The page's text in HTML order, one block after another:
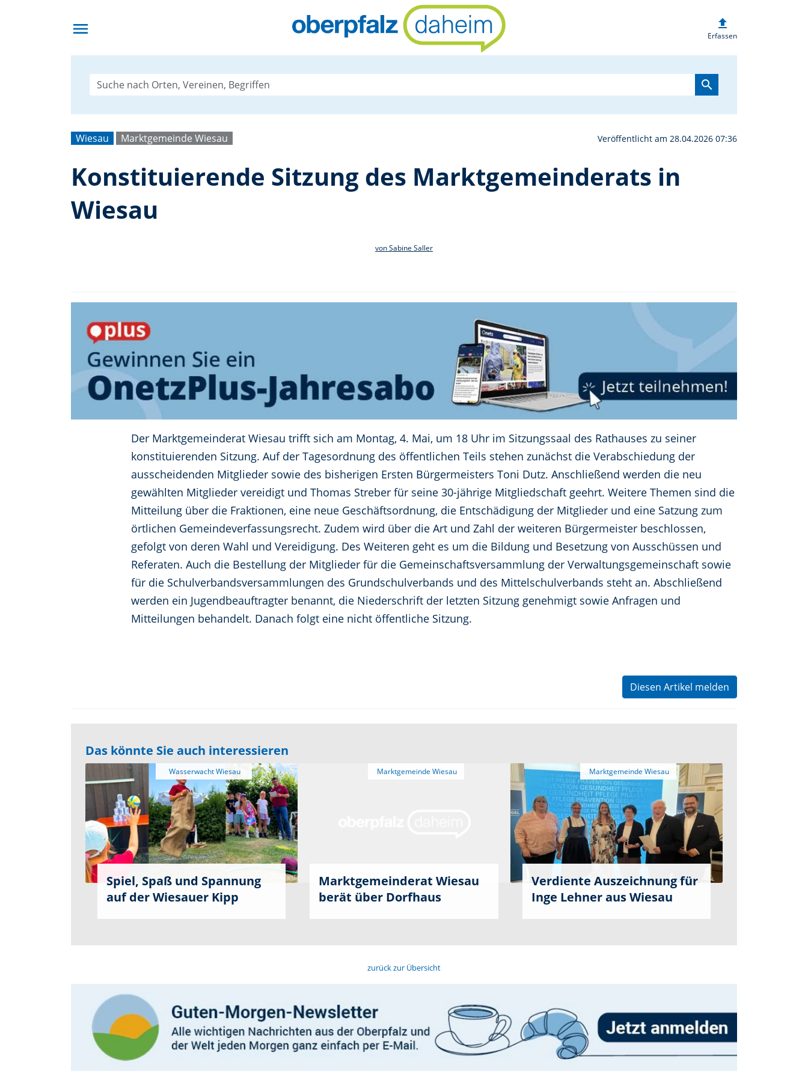
menu Konstituierende Sitzung des
upload
Erfassen
search
Wiesau Marktgemeinde Wiesau Veröffentlicht am 28.04.2026 07:36
Konstituierende Sitzung des Marktgemeinderats in
Wiesau
von Sabine Saller
Der Marktgemeinderat Wiesau trifft sich am Montag, 4. Mai, um 18 Uhr im Sitzungssaal des Rathauses zu seiner
konstituierenden Sitzung. Auf der Tagesordnung des öffentlichen Teils stehen zunächst die Verabschiedung der
ausscheidenden Mitglieder sowie des bisherigen Ersten Bürgermeisters Toni Dutz. Anschließend werden die neu
gewählten Mitglieder vereidigt und Thomas Streber für seine 30-jährige Mitgliedschaft geehrt. Weitere Themen sind die
Mitteilung über die Fraktionen, eine neue Geschäftsordnung, die Entschädigung der Mitglieder und eine Satzung zum
örtlichen Gemeindeverfassungsrecht. Zudem wird über die Art und Zahl der weiteren Bürgermeister beschlossen,
gefolgt von deren Wahl und Vereidigung. Des Weiteren geht es um die Bildung und Besetzung von Ausschüssen und
Referaten. Auch die Bestellung der Mitglieder für die Gemeinschaftsversammlung der Verwaltungsgemeinschaft sowie
für die Schulverbandsversammlungen des Grundschulverbands und des Mittelschulverbands steht an. Abschließend
werden ein Jugendbeauftragter benannt, die Niederschrift der letzten Sitzung genehmigt sowie Anfragen und
Mitteilungen behandelt. Danach folgt eine nicht öffentliche Sitzung.
Diesen Artikel melden
Das könnte Sie auch interessieren
Wasserwacht Wiesau
Spiel, Spaß und Spannung
auf der Wiesauer Kipp
Marktgemeinde Wiesau
Marktgemeinderat Wiesau
berät über Dorfhaus
Verdiente Auszeichnung für
Inge Lehner aus Wiesau
zurück zur Übersicht